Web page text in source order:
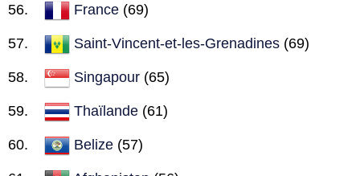
France (69)
Saint-Vincent-et-les-Grenadines (69)
Singapour (65)
Thaïlande (61)
Belize (57)